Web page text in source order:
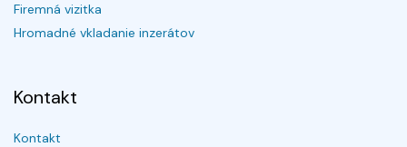
Firemná vizitka
Hromadné vkladanie inzerátov
Kontakt
Kontakt